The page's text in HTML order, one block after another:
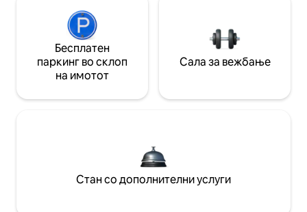
Бесплатен
паркинг во склоп
на имотот
Сала за вежбање
Стан со дополнителни услуги